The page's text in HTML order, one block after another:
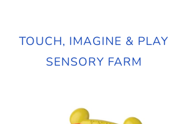
TOUCH, IMAGINE & PLAY
SENSORY FARM